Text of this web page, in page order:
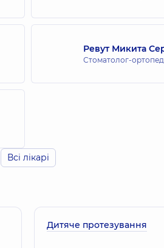
Ревут Микита
Стоматолог-
Всі лікарі
Дитяче протезування